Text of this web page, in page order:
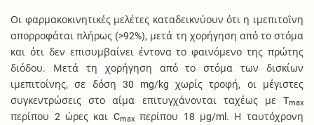
Οι φαρμακοκινητικές μελέτες καταδεικνύουν ότι η ιμεπιτοΐνη
απορροφάται πλήρως (>92%), μετά τη χορήγηση από το στόμα
και ότι δεν επισυμβαίνει έντονα το φαινόμενο της πρώτης
διόδου. Μετά τη χορήγηση από το στόμα των δισκίων
ιμεπιτοΐνης, σε δόση 30 mg/kg χωρίς τροφή, οι μέγιστες
συγκεντρώσεις στο αίμα επιτυγχάνονται ταχέως με Tmax
περίπου 2 ώρες και Cmaxπερίπου 18 μg/ml. Η ταυτόχρονη